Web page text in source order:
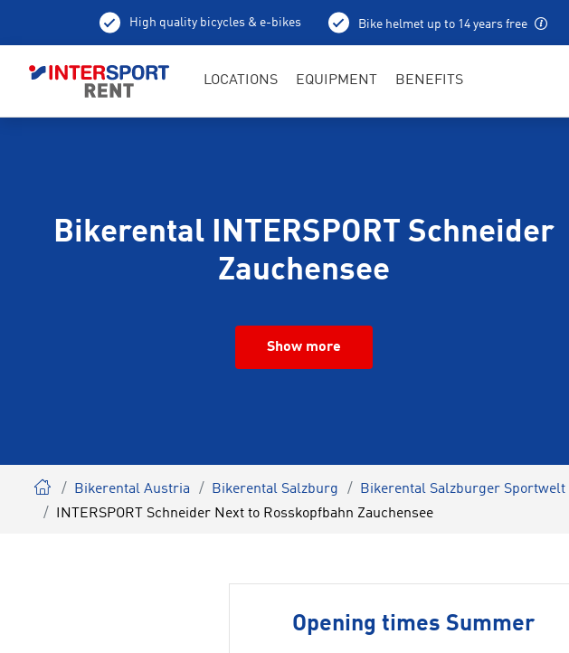
High quality bicycles & e-bikes Bike helmet up to 14 years free
LOCATIONS EQUIPMENT BENEFITS
Bikerental INTERSPORT Schneider
Zauchensee
Show more
Bikerental Austria Bikerental Salzburg Bikerental Salzburger Sportwelt
INTERSPORT Schneider Next to Rosskopfbahn Zauchensee
Opening times Summer